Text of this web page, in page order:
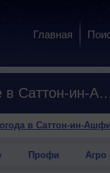
Главная
Ультрафиолетовое излучение в
в Саттон-ин-
Профи Агро